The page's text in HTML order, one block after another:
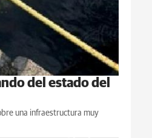
del estado del
una infraestructura muy